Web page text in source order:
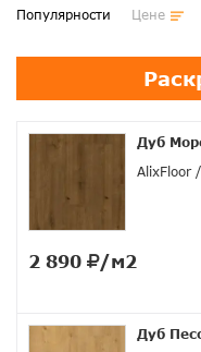
Популярности
Цене
Дуб
AlixFloor
2 890 /м2
Дуб